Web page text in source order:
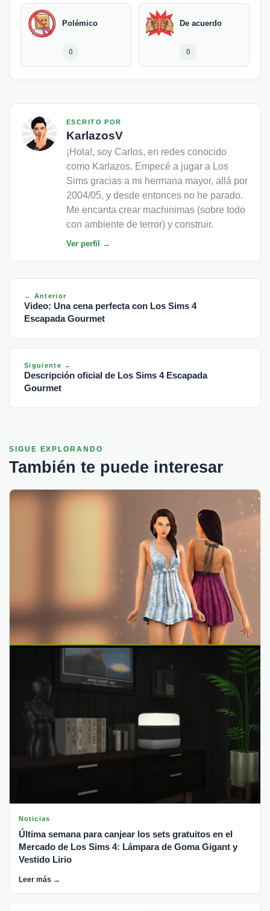
Polémico
0
De acuerdo
0
ESCRITO POR
KarlazosV
¡Hola!, soy Carlos, en redes conocido
como Karlazos. Empecé a jugar a Los
Sims gracias a mi hermana mayor, allá por
2004/05, y desde entonces no he parado.
Me encanta crear machinimas (sobre todo
con ambiente de terror) y construir.
Ver perfil →
← Anterior
Video: Una cena perfecta con Los Sims 4
Escapada Gourmet
Siguiente →
Descripción oficial de Los Sims 4 Escapada
Gourmet
SIGUE EXPLORANDO
También te puede interesar
Noticias
Última semana para canjear los sets gratuitos en el
Mercado de Los Sims 4: Lámpara de Goma Gigant y
Vestido Lirio
Leer más →